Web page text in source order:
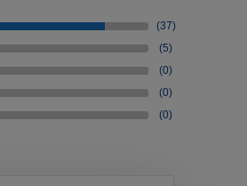
(37)
(5)
(0)
(0)
(0)